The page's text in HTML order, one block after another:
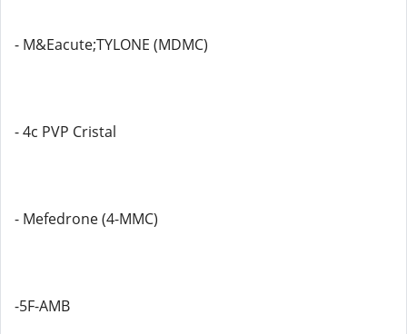
- M&Eacute;TYLONE (MDMC)
- 4c PVP Cristal
- Mefedrone (4-MMC)
-5F-AMB